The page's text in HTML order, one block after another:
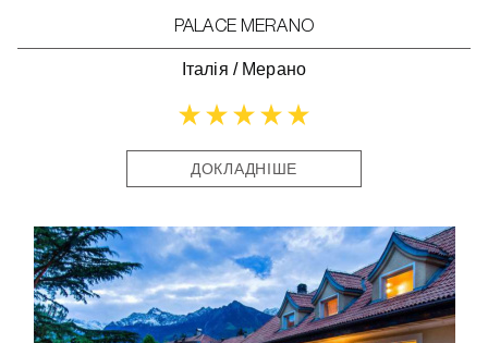
PALACE MERANO
Італія / Мерано
ДОКЛАДНІШЕ